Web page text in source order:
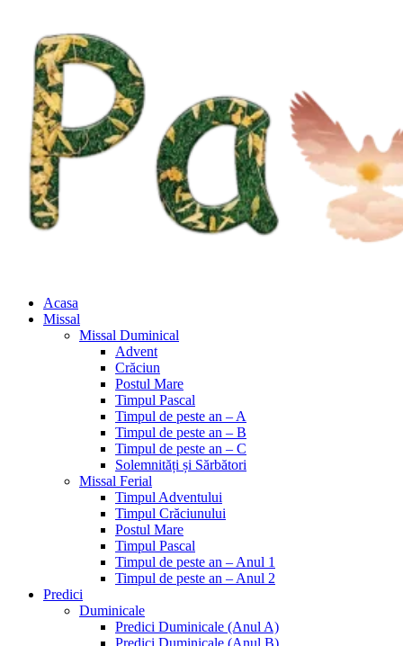
Acasa
Missal
Missal Duminical
Advent
Crăciun
Postul Mare
Timpul Pascal
Timpul de peste an – A
Timpul de peste an – B
Timpul de peste an – C
Solemnități și Sărbători
Missal Ferial
Timpul Adventului
Timpul Crăciunului
Postul Mare
Timpul Pascal
Timpul de peste an – Anul 1
Timpul de peste an – Anul 2
Predici
Duminicale
Predici Duminicale (Anul A)
Predici Duminicale (Anul B)